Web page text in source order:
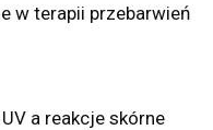
w terapii przebarwień
a reakcje skórne